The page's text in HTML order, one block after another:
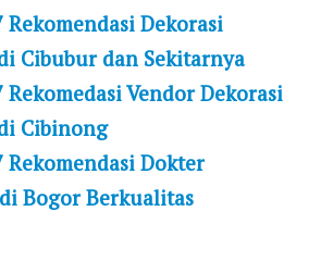
Rekomendasi Dekorasi
Cibubur dan Sekitarnya
Rekomedasi Vendor Dekorasi
Cibinong
Rekomendasi Dokter
Bogor Berkualitas